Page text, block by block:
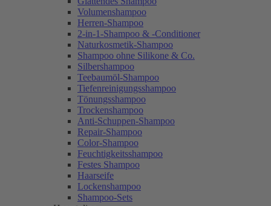
Volumenshampoo
Herren-Shampoo
2-in-1-Shampoo & -Conditioner
Naturkosmetik-Shampoo
Shampoo ohne Silikone & Co.
Silbershampoo
Teebaumöl-Shampoo
Tiefenreinigungsshampoo
Tönungsshampoo
Trockenshampoo
Anti-Schuppen-Shampoo
Repair-Shampoo
Color-Shampoo
Feuchtigkeitsshampoo
Festes Shampoo
Haarseife
Lockenshampoo
Shampoo-Sets